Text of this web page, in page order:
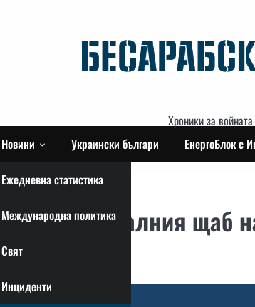
Хроники за
Новини
Ежедневна статистика
Международна политика
Свят
Инциденти
Украински българи ЕнергоБлок с
от генералния щаб